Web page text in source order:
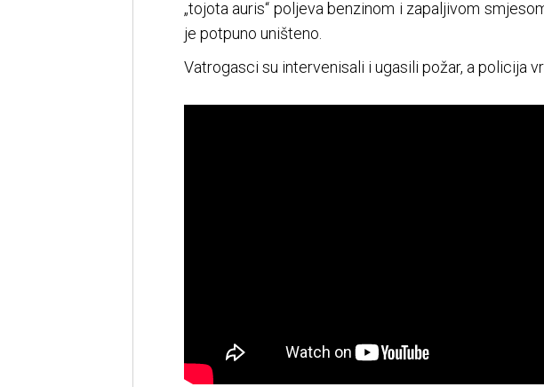
„tojota auris“ poljeva benzinom i zapaljivom
je potpuno uništeno.
Vatrogasci su intervenisali i ugasili požar, a policija